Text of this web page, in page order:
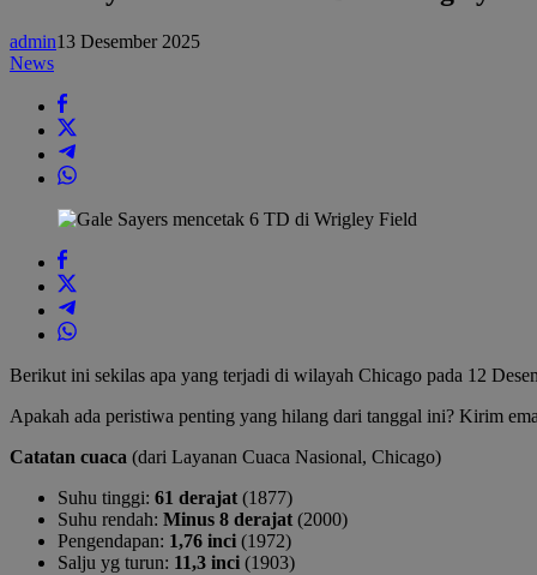
di
admin13 Desember 2025
News
Berikut ini sekilas apa yang terjadi di wilayah Chicago pada 12
Apakah ada peristiwa penting yang hilang dari tanggal ini? Kirim
Catatan cuaca (dari Layanan Cuaca Nasional, Chicago)
Suhu tinggi: 61 derajat (1877)
Suhu rendah: Minus 8 derajat (2000)
Pengendapan: 1,76 inci (1972)
Salju yg turun: 11,3 inci (1903)